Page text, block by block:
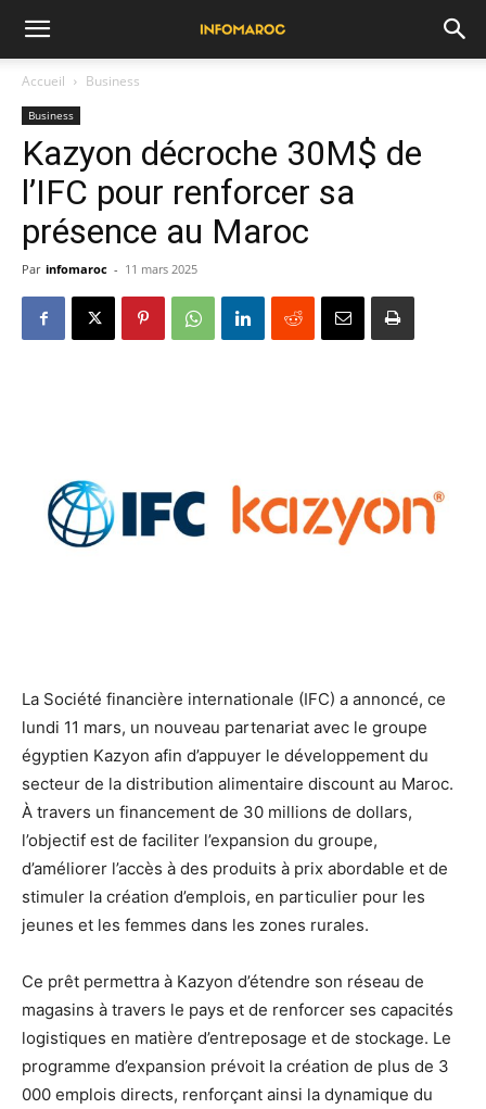
Accueil Business
Business
Kazyon décroche 30M$ de
l’IFC pour renforcer sa
présence au Maroc
Par infomaroc - 11 mars 2025
La Société financière internationale (IFC) a annoncé, ce
lundi 11 mars, un nouveau partenariat avec le groupe
égyptien Kazyon afin d’appuyer le développement du
secteur de la distribution alimentaire discount au Maroc.
À travers un financement de 30 millions de dollars,
l’objectif est de faciliter l’expansion du groupe,
d’améliorer l’accès à des produits à prix abordable et de
stimuler la création d’emplois, en particulier pour les
jeunes et les femmes dans les zones rurales.
Ce prêt permettra à Kazyon d’étendre son réseau de
magasins à travers le pays et de renforcer ses capacités
logistiques en matière d’entreposage et de stockage. Le
programme d’expansion prévoit la création de plus de 3
000 emplois directs, renforçant ainsi la dynamique du